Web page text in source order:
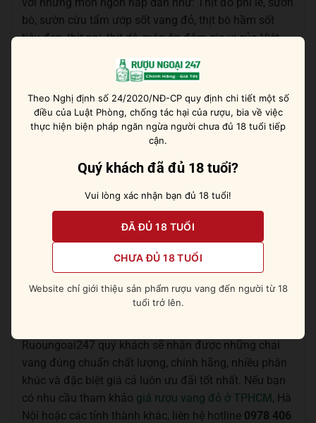
với những món ngon hấp dẫn như: Thịt đỏ phi lê, sườn
bò, sườn cừu tẩm ướp sốt vang đỏ, thịt bò hầm sốt
tiêu đen, thịt nai, thịt dê, món ăn đậm gia vị của Việt
Đánh Giá Từ Các Chuyên Gia Rượu Vang
91/100 điểm tại Wine Enthusiast – vintage 2016
92/100 tại James Suckling – vintage 2016
92/100 tại Robert Parker Wine Advocate – vintage
90/100 tại Decanter – vintage 2016
Mua Rượu Vang Pháp Đúng Château
Fourcas Borie Listrac-Médoc Giá Tốt Ở Địa
Chỉ Nào?
Cửa hàng rượu ngoại chính hãng Ruoungoai247 là
một trong những đơn vị nhập khẩu & phân phối
Ruoungoai247 quý khách sẽ nhận được những chai
vang đúng chuẩn chất lượng, chính hãng, nhiều phân
khúc và đặc biệt giá cả luôn ưu đãi tốt nhất. Nếu bạn
có nhu cầu tham khảo giá rượu vang đỏ ở TPHCM, Hà
Nội hoặc các tỉnh thành khác, liên hệ hotline 0978 406
Theo Nghị định số 24/2020/NĐ-CP quy định chi tiết một số
điều của Luật Phòng, chống tác hại của rượu, bia về việc
thực hiện biện pháp ngăn ngừa người chưa đủ 18 tuổi tiếp
cận.
Quý khách đã đủ 18 tuổi?
Vui lòng xác nhận bạn đủ 18 tuổi!
ĐÃ ĐỦ 18 TUỔI
CHƯA ĐỦ 18 TUỔI
Website chỉ giới thiệu sản phẩm rượu vang đến người từ 18
tuổi trở lên.